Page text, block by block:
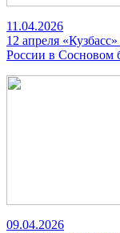
11.04.2026
12 апреля
России в Сосновом
09.04.2026